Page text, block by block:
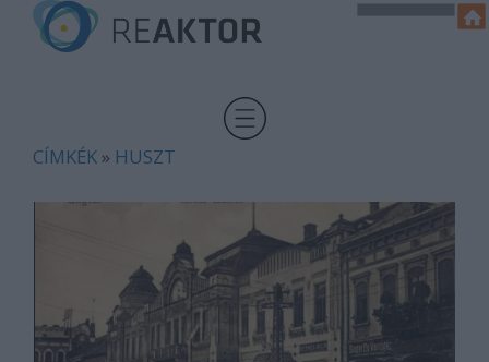
CÍMKÉK » HUSZT